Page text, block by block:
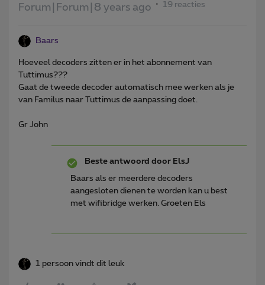
Forum|Forum|8 years ago 19 reacties
Baars
Hoeveel decoders zitten er in het abonnement van
Tuttimus???
Gaat de tweede decoder automatisch mee werken als je
van Familus naar Tuttimus de aanpassing doet.
Gr John
Beste antwoord door ElsJ
Baars als er meerdere decoders
aangesloten dienen te worden kan u best
met wifibridge werken. Groeten Els
1 persoon vindt dit leuk